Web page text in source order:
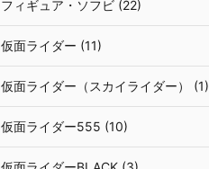
フィギュア・ソフビ (22)
仮面ライダー (11)
仮面ライダー（スカイライダー） (1)
仮面ライダー555 (10)